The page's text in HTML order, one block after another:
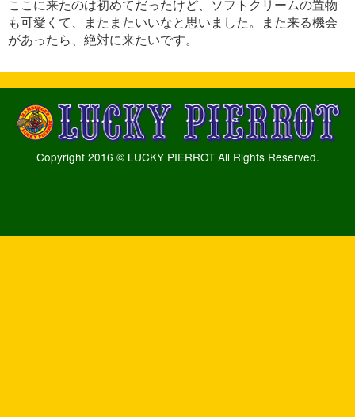
ここに来たのは初めてだったけど、ソフトクリームの置物
も可愛くて、またまたいいなと思いました。また来る機会
があったら、絶対に来たいです。
Copyright 2016 © LUCKY PIERROT All Rights Reserved.